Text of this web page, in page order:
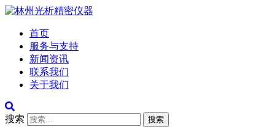
首页
服务与支持
新闻资讯
联系我们
关于我们
搜索 搜索